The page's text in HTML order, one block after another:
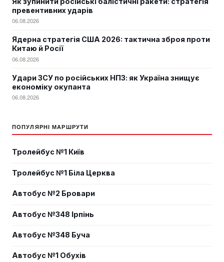
превентивних ударів
06.08.2026
Ядерна стратегія США 2026: тактична зброя проти
Китаю й Росії
06.08.2026
Удари ЗСУ по російських НПЗ: як Україна знищує
економіку окупанта
06.08.2026
ПОПУЛЯРНІ МАРШРУТИ
Тролейбус №1 Київ
Тролейбус №1 Біла Церква
Автобус №2 Бровари
Автобус №348 Ірпінь
Автобус №348 Буча
Автобус №1 Обухів